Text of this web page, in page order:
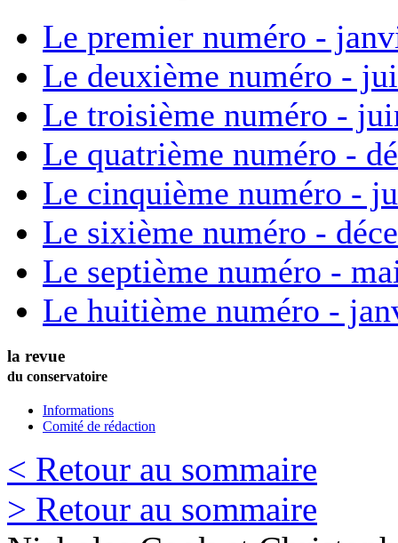
Le premier numéro -
Le deuxième numéro -
Le troisième numéro -
Le quatrième numéro -
Le cinquième numéro -
Le sixième numéro -
Le septième numéro -
Le huitième numéro -
la revue
du conservatoire
Informations
Comité de rédaction
< Retour au sommaire
> Retour au sommaire